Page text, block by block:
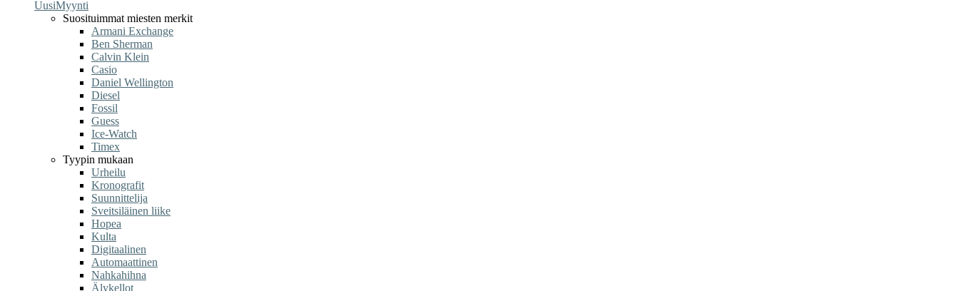
UusiMyynti
Suosituimmat miesten merkit
Armani Exchange
Ben Sherman
Calvin Klein
Casio
Daniel Wellington
Diesel
Fossil
Guess
Ice-Watch
Timex
Tyypin mukaan
Urheilu
Kronografit
Suunnittelija
Sveitsiläinen liike
Hopea
Kulta
Digitaalinen
Automaattinen
Nahkahihna
Älykellot